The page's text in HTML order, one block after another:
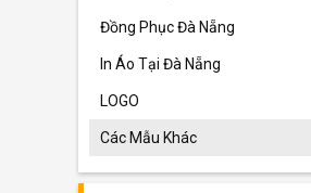
Đồng Phục Đà Nẵng
In Áo Tại Đà Nẵng
LOGO
Các Mẫu Khác